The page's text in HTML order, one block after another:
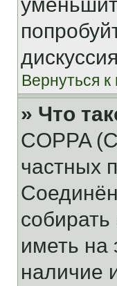
Вернуться к
» Что
COPPA
частных
иметь на
наличие